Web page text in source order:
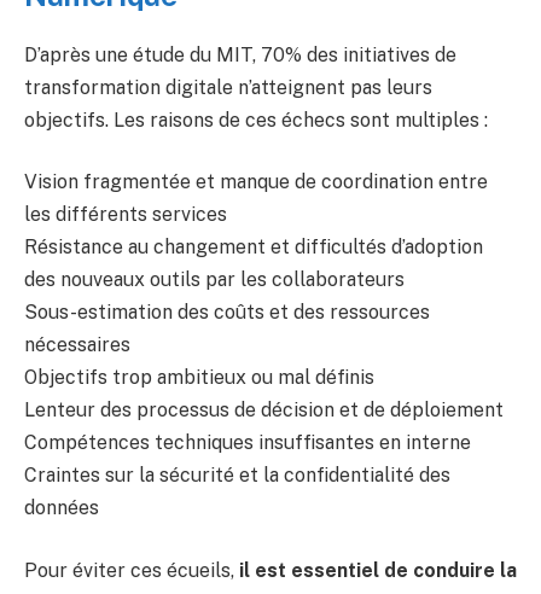
D’après une étude du MIT, 70% des initiatives de
transformation digitale n’atteignent pas leurs
objectifs. Les raisons de ces échecs sont multiples :
Vision fragmentée et manque de coordination entre
les différents services
Résistance au changement et difficultés d’adoption
des nouveaux outils par les collaborateurs
Sous-estimation des coûts et des ressources
nécessaires
Objectifs trop ambitieux ou mal définis
Lenteur des processus de décision et de déploiement
Compétences techniques insuffisantes en interne
Craintes sur la sécurité et la confidentialité des
données
Pour éviter ces écueils, il est essentiel de conduire la